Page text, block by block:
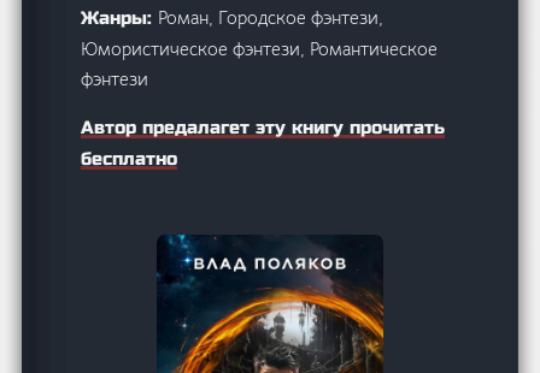
Жанры: Роман, Городское фэнтези,
Юмористическое фэнтези, Романтическое
фэнтези
Автор предалагет эту книгу прочитать
бесплатно